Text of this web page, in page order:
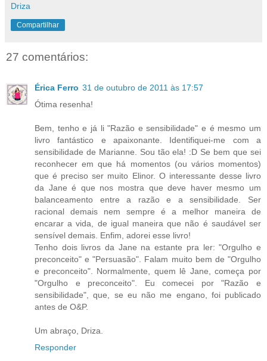
Driza
Compartilhar
27 comentários:
Érica Ferro 31 de outubro de 2011 às 17:57
Ótima resenha!
Bem, tenho e já li "Razão e sensibilidade" e é mesmo um
livro fantástico e apaixonante. Identifiquei-me com a
sensibilidade de Marianne. Sou tão ela! :D Se bem que sei
reconhecer em que há momentos (ou vários momentos)
que é preciso ser muito Elinor. O interessante desse livro
da Jane é que nos mostra que deve haver mesmo um
balanceamento entre a razão e a sensibilidade. Ser
racional demais nem sempre é a melhor maneira de
encarar a vida, de igual maneira que não é saudável ser
sensível demais. Enfim, adorei esse livro!
Tenho dois livros da Jane na estante pra ler: "Orgulho e
preconceito" e "Persuasão". Falam muito bem de "Orgulho
e preconceito". Normalmente, quem lê Jane, começa por
"Orgulho e preconceito". Eu comecei por "Razão e
sensibilidade", que, se eu não me engano, foi publicado
antes de O&P.
Um abraço, Driza.
Responder